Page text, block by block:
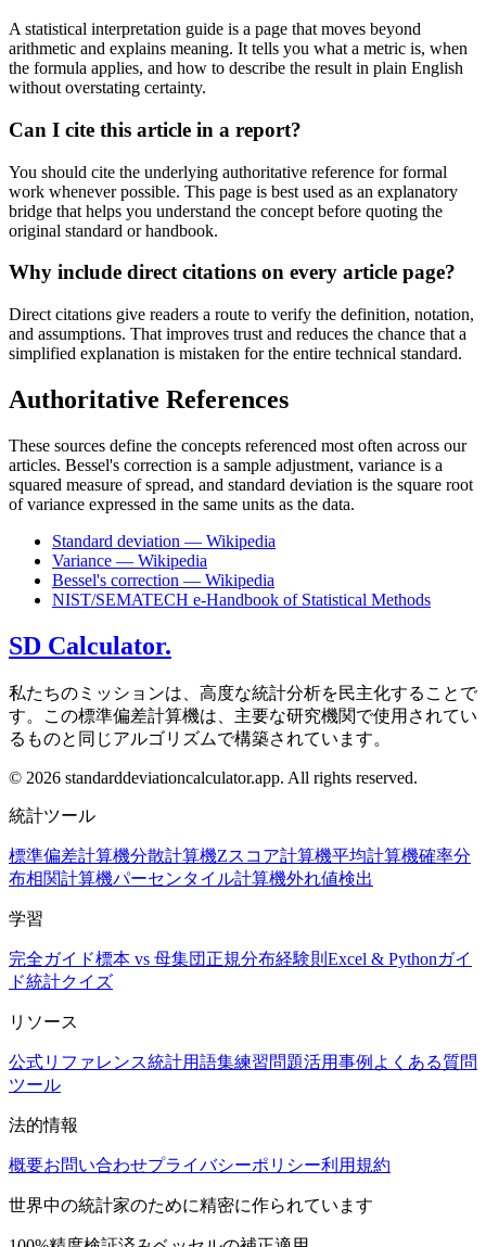
A statistical interpretation guide is a page that moves beyond
arithmetic and explains meaning. It tells you what a metric is, when
the formula applies, and how to describe the result in plain English
without overstating certainty.
Can I cite this article in a report?
You should cite the underlying authoritative reference for formal
work whenever possible. This page is best used as an explanatory
bridge that helps you understand the concept before quoting the
original standard or handbook.
Why include direct citations on every article page?
Direct citations give readers a route to verify the definition, notation,
and assumptions. That improves trust and reduces the chance that a
simplified explanation is mistaken for the entire technical standard.
Authoritative References
These sources define the concepts referenced most often across our
articles. Bessel's correction is a sample adjustment, variance is a
squared measure of spread, and standard deviation is the square root
of variance expressed in the same units as the data.
Standard deviation — Wikipedia
Variance — Wikipedia
Bessel's correction — Wikipedia
NIST/SEMATECH e-Handbook of Statistical Methods
SD Calculator.
私たちのミッションは、高度な統計分析を民主化することで
す。この標準偏差計算機は、主要な研究機関で使用されてい
るものと同じアルゴリズムで構築されています。
© 2026 standarddeviationcalculator.app. All rights reserved.
統計ツール
標準偏差計算機分散計算機Zスコア計算機平均計算機確率分
布相関計算機パーセンタイル計算機外れ値検出
学習
完全ガイド標本 vs 母集団 正規分布経験則 Excel & Pythonガイ
ド統計クイズ
リソース
公式リファレンス統計用語集練習問題活用事例 よくある質問
ツール
法的情報
概要お問い合わせプライバシーポリシー利用規約
世界中の統計家のために精密に作られています